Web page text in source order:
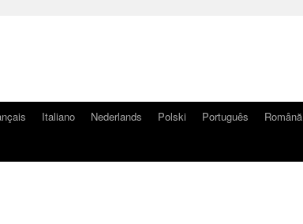
Italiano Nederlands Polski Português Română